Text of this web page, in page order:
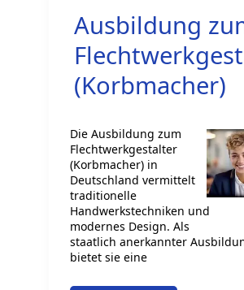
Ausbildung
(Korbmacher)
Die Ausbildung zum
Flechtwerkgestalter
(Korbmacher) in
Deutschland vermittelt
traditionelle
Handwerkstechniken und
modernes Design. Als
staatlich anerkannter
bietet sie eine